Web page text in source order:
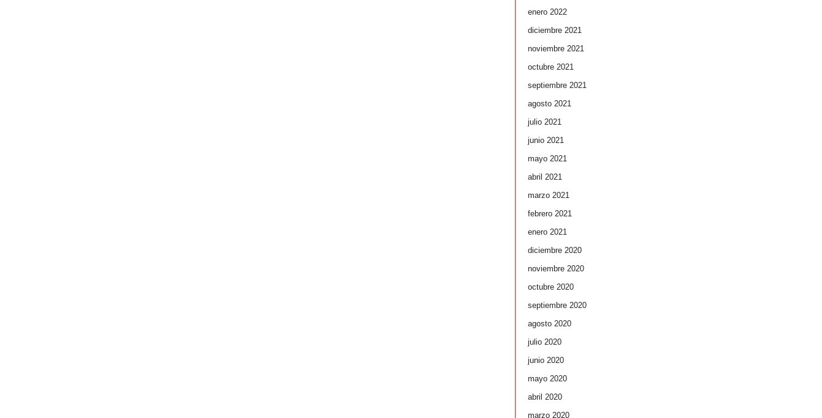
enero 2022
diciembre 2021
noviembre 2021
octubre 2021
septiembre 2021
agosto 2021
julio 2021
junio 2021
mayo 2021
abril 2021
marzo 2021
febrero 2021
enero 2021
diciembre 2020
noviembre 2020
octubre 2020
septiembre 2020
agosto 2020
julio 2020
junio 2020
mayo 2020
abril 2020
marzo 2020